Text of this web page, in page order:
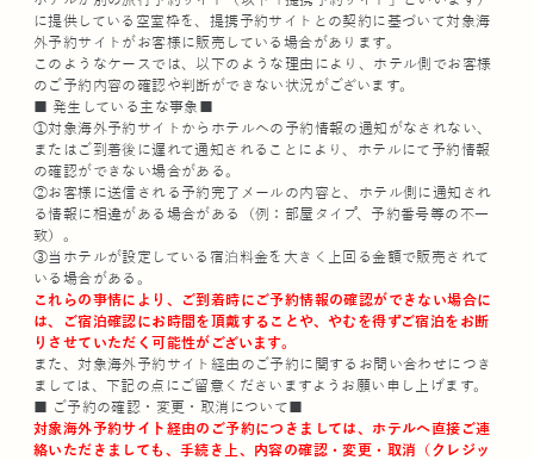
に提供している空室枠を、提携予約サイトとの契約に基づいて対象海
外予約サイトがお客様に販売している場合があります。
このようなケースでは、以下のような理由により、ホテル側でお客様
のご予約内容の確認や判断ができない状況がございます。
■ 発生している主な事象■
①対象海外予約サイトからホテルへの予約情報の通知がなされない、
またはご到着後に遅れて通知されることにより、ホテルにて予約情報
の確認ができない場合がある。
②お客様に送信される予約完了メールの内容と、ホテル側に通知され
る情報に相違がある場合がある（例：部屋タイプ、予約番号等の不一
致）。
③当ホテルが設定している宿泊料金を大きく上回る金額で販売されて
いる場合がある。
これらの事情により、ご到着時にご予約情報の確認ができない場合に
は、ご宿泊確認にお時間を頂戴することや、やむを得ずご宿泊をお断
りさせていただく可能性がございます。
また、対象海外予約サイト経由のご予約に関するお問い合わせにつき
ましては、下記の点にご留意くださいますようお願い申し上げます。
■ ご予約の確認・変更・取消について■
対象海外予約サイト経由のご予約につきましては、ホテルへ直接ご連
絡いただきましても、手続き上、内容の確認・変更・取消（クレジッ